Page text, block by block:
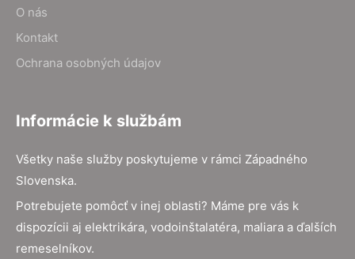
O nás
Kontakt
Ochrana osobných údajov
Informácie k službám
Všetky naše služby poskytujeme v rámci Západného
Slovenska.
Potrebujete pomôcť v inej oblasti? Máme pre vás k
dispozícii aj elektrikára, vodoinštalatéra, maliara a ďalších
remeselníkov.